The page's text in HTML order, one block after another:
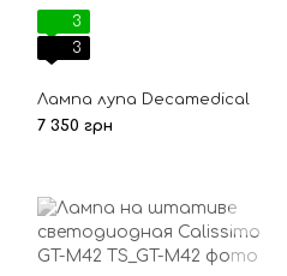
3
3
Лампа лупа Decamedical
7 350 грн